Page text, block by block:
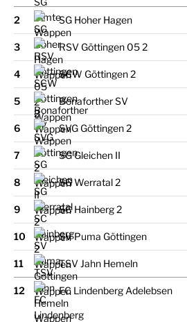
2 SG Hoher Hagen
3 RSV Göttingen 05 2
4 SCW Göttingen 2
5 Bonaforther SV
6 SVG Göttingen 2
7 SG Gleichen II
8 SG Werratal 2
9 SC Hainberg 2
10 SV Puma Göttingen
11 TSV Jahn Hemeln
12 FC Lindenberg Adelebsen